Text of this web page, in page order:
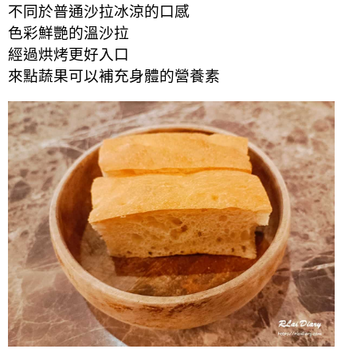
不同於普通沙拉冰涼的口感
色彩鮮艷的溫沙拉
經過烘烤更好入口
來點蔬果可以補充身體的營養素